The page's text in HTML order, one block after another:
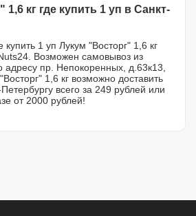
кг где купить 1 уп в Санкт-
купить 1 уп Лукум "Восторг" 1,6 кг
Возможен самовывоз из
адресу пр. Непокоренных, д.63к13,
1,6 кг возможно доставить
всего за 249 рублей или
от 2000 рублей!